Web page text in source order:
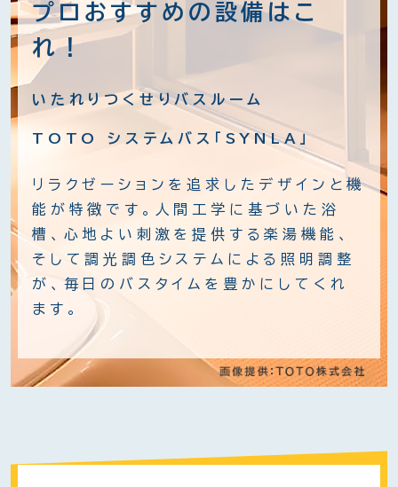
プロおすすめの設備はこ
れ！
いたれりつくせりバスルーム
TOTO システムバス「SYNLA」
リラクゼーションを追求したデザインと機
能が特徴です。人間工学に基づいた浴
槽、心地よい刺激を提供する楽湯機能、
そして調光調色システムによる照明調整
が、毎日のバスタイムを豊かにしてくれ
ます。